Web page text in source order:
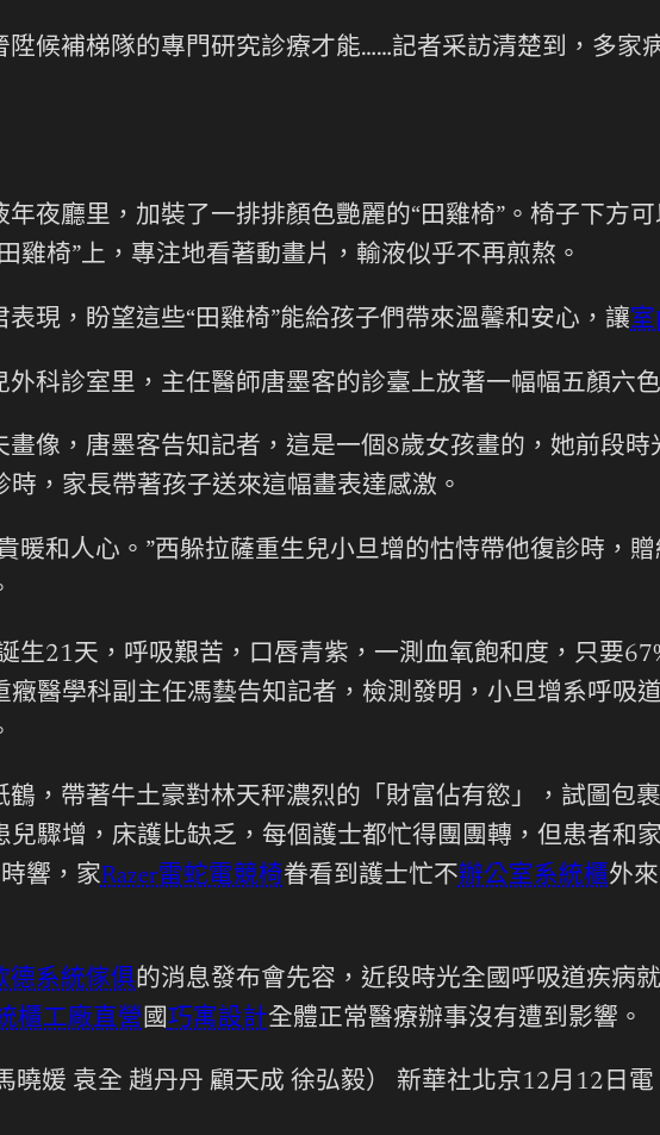
候補梯隊的專門研究診療才能……記者采訪清楚到，多家
夜廳里，加裝了一排排顏色艷麗的“田雞椅”。椅子下方
雞椅”上，專注地看著動畫片，輸液似乎不再煎熬。
現，盼望這些“田雞椅”能給孩子們帶來溫馨和安心，讓
科診室里，主任醫師唐墨客的診臺上放著一幅幅五顏六
像，唐墨客告知記者，這是一個8歲女孩畫的，她前段
，家長帶著孩子送來這幅畫表達感激。
暖和人心。”西躲拉薩重生兒小旦增的怙恃帶他復診時，
生21天，呼吸艱苦，口唇青紫，一測血氧飽和度，只要
癥醫學科副主任馮藝告知記者，檢測發明，小旦增系呼吸
，帶著牛土豪對林天秤濃烈的「財富佔有慾」，試圖包
驟增，床護比缺乏，每個護士都忙得團團轉，但患者和
響，家Razer雷蛇電競椅眷看到護士忙不辦公室系統櫃外
德系統傢俱的消息發布會先容，近段時光全國呼吸道疾病
櫃工廠直營國巧寓設計全體正常醫療辦事沒有遭到影響。
曉媛 袁全 趙丹丹 顧天成 徐弘毅） 新華社北京12月12日電